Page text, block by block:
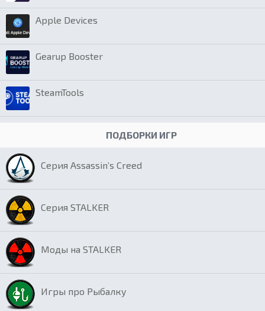
Apple Devices
Gearup Booster
SteamTools
ПОДБОРКИ ИГР
Серия Assassin’s Creed
Серия STALKER
Моды на STALKER
Игры про Рыбалку